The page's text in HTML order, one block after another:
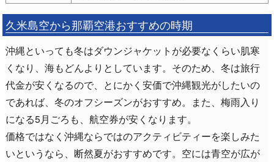
久米島空から那覇空港おすすめの時期
沖縄といっても冬はダウンジャケットが必要なくらい肌寒
くなり、海もどんよりとしています。そのため、冬は旅行
代金が安くなるので、とにかく安価で沖縄観光がしたいの
であれば、冬のオフシーズンがおすすめ。また、梅雨入り
になる5月ごろも、航空券が安くなります。
価格ではなく沖縄ならではのアクティビティーを楽しみた
いというなら、断然夏がおすすめです。空には青空が広が